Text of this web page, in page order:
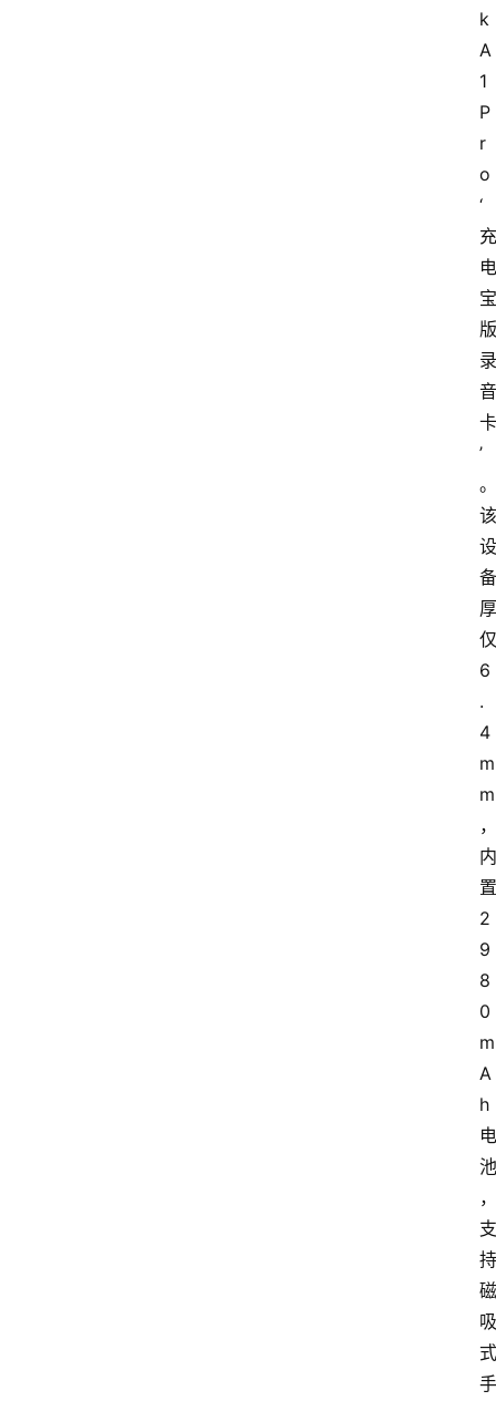
k
A
1
P
r
o
‘
充
电
宝
版
录
音
卡
’
。
该
设
备
厚
仅
6
.
4
m
m
，
内
置
2
9
8
0
m
A
h
电
池
，
支
持
磁
吸
式
手